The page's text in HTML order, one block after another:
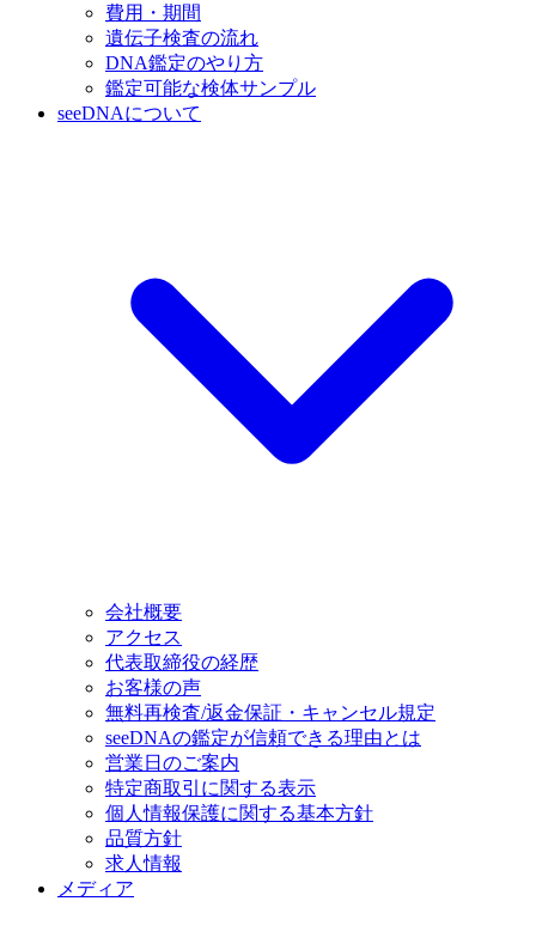
費用・期間
遺伝子検査の流れ
DNA鑑定のやり方
鑑定可能な検体サンプル
seeDNAについて
会社概要
アクセス
代表取締役の経歴
お客様の声
無料再検査/返金保証・キャンセル規定
seeDNAの鑑定が信頼できる理由とは
営業日のご案内
特定商取引に関する表示
個人情報保護に関する基本方針
品質方針
求人情報
メディア